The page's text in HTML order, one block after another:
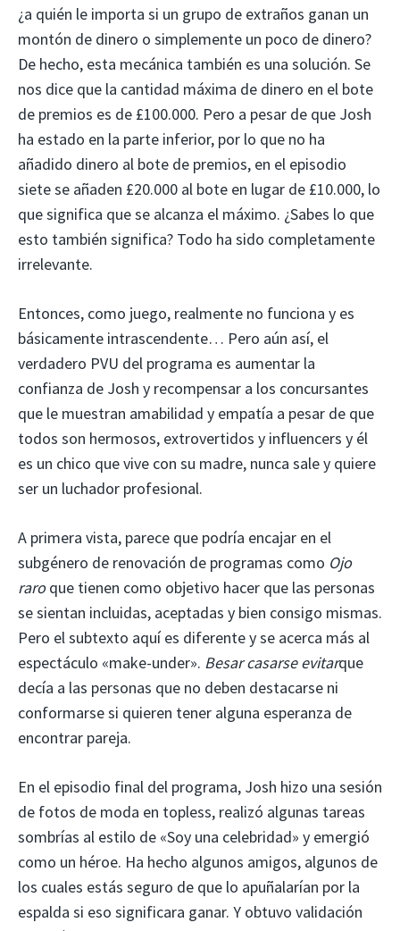
¿a quién le importa si un grupo de extraños ganan un
montón de dinero o simplemente un poco de dinero?
De hecho, esta mecánica también es una solución. Se
nos dice que la cantidad máxima de dinero en el bote
de premios es de £100.000. Pero a pesar de que Josh
ha estado en la parte inferior, por lo que no ha
añadido dinero al bote de premios, en el episodio
siete se añaden £20.000 al bote en lugar de £10.000, lo
que significa que se alcanza el máximo. ¿Sabes lo que
esto también significa? Todo ha sido completamente
irrelevante.
Entonces, como juego, realmente no funciona y es
básicamente intrascendente… Pero aún así, el
verdadero PVU del programa es aumentar la
confianza de Josh y recompensar a los concursantes
que le muestran amabilidad y empatía a pesar de que
todos son hermosos, extrovertidos y influencers y él
es un chico que vive con su madre, nunca sale y quiere
ser un luchador profesional.
A primera vista, parece que podría encajar en el
subgénero de renovación de programas como Ojo
raroque tienen como objetivo hacer que las personas
se sientan incluidas, aceptadas y bien consigo mismas.
Pero el subtexto aquí es diferente y se acerca más al
espectáculo «make-under». Besar casarse evitarque
decía a las personas que no deben destacarse ni
conformarse si quieren tener alguna esperanza de
encontrar pareja.
En el episodio final del programa, Josh hizo una sesión
de fotos de moda en topless, realizó algunas tareas
sombrías al estilo de «Soy una celebridad» y emergió
como un héroe. Ha hecho algunos amigos, algunos de
los cuales estás seguro de que lo apuñalarían por la
espalda si eso significara ganar. Y obtuvo validación